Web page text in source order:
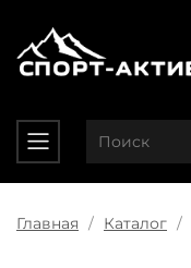
Главная Каталог